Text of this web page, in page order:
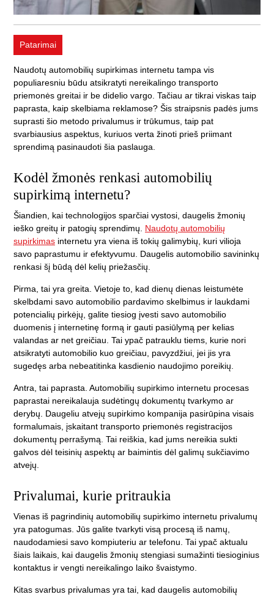
Patarimai
Naudotų automobilių supirkimas internetu tampa vis
populiaresniu būdu atsikratyti nereikalingo transporto
priemonės greitai ir be didelio vargo. Tačiau ar tikrai viskas taip
paprasta, kaip skelbiama reklamose? Šis straipsnis padės jums
suprasti šio metodo privalumus ir trūkumus, taip pat
svarbiausius aspektus, kuriuos verta žinoti prieš priimant
sprendimą pasinaudoti šia paslauga.
Kodėl žmonės renkasi automobilių
supirkimą internetu?
Šiandien, kai technologijos sparčiai vystosi, daugelis žmonių
ieško greitų ir patogių sprendimų. Naudotų automobilių
supirkimas internetu yra viena iš tokių galimybių, kuri vilioja
savo paprastumu ir efektyvumu. Daugelis automobilio savininkų
renkasi šį būdą dėl kelių priežasčių.
Pirma, tai yra greita. Vietoje to, kad dienų dienas leistumėte
skelbdami savo automobilio pardavimo skelbimus ir laukdami
potencialių pirkėjų, galite tiesiog įvesti savo automobilio
duomenis į internetinę formą ir gauti pasiūlymą per kelias
valandas ar net greičiau. Tai ypač patrauklu tiems, kurie nori
atsikratyti automobilio kuo greičiau, pavyzdžiui, jei jis yra
sugedęs arba nebeatitinka kasdienio naudojimo poreikių.
Antra, tai paprasta. Automobilių supirkimo internetu procesas
paprastai nereikalauja sudėtingų dokumentų tvarkymo ar
derybų. Daugeliu atvejų supirkimo kompanija pasirūpina visais
formalumais, įskaitant transporto priemonės registracijos
dokumentų perrašymą. Tai reiškia, kad jums nereikia sukti
galvos dėl teisinių aspektų ar baimintis dėl galimų sukčiavimo
atvejų.
Privalumai, kurie pritraukia
Vienas iš pagrindinių automobilių supirkimo internetu privalumų
yra patogumas. Jūs galite tvarkyti visą procesą iš namų,
naudodamiesi savo kompiuteriu ar telefonu. Tai ypač aktualu
šiais laikais, kai daugelis žmonių stengiasi sumažinti tiesioginius
kontaktus ir vengti nereikalingo laiko švaistymo.
Kitas svarbus privalumas yra tai, kad daugelis automobilių